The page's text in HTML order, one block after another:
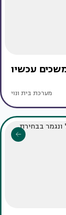
עכשיו
מערכת בית ונוי